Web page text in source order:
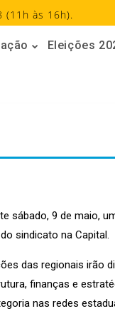
(11h às 16h).
Eleições
sábado, 9 de maio,
sindicato na Capital.
das regionais irão
finanças e
nas redes